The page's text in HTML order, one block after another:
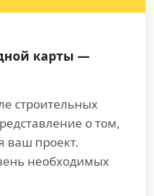
карты —
строительных
о том,
ваш проект.
необходимых